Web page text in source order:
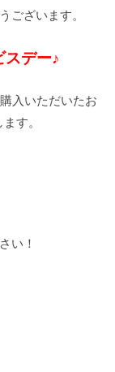
ございます。
スデー♪
入いただいたお
す。
い！